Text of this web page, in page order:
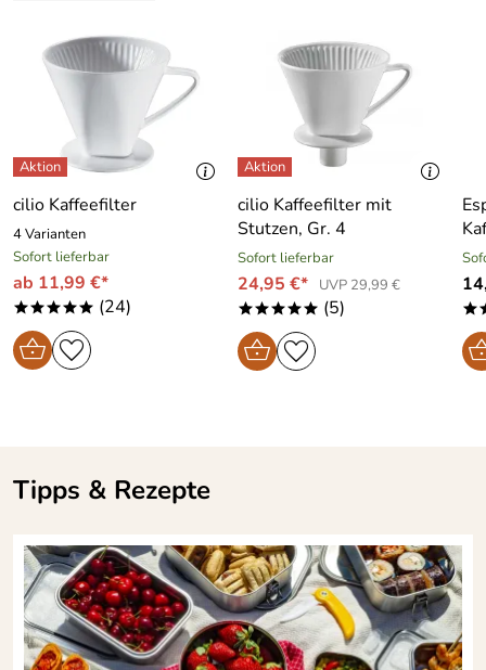
4
*****
Verifizierte Bewertung
Gute Beschreibung, schnelle Lieferung.
Kaufdatum: 06.10.2022
Bewertungsdatum: 18.10.2022
Klaus
*****
Es hat alles bestens geklappt! Gerne wieder!
cilio Kaffeefilter
4 Varianten
Sofort lieferbar
ab 11,99 €*
***** (24)
cilio Kaffeefilter mit
Stutzen, Gr. 4
Sofort lieferbar
24,95 €* UVP 29,99 €
***** (5)
Tipps & Rezepte